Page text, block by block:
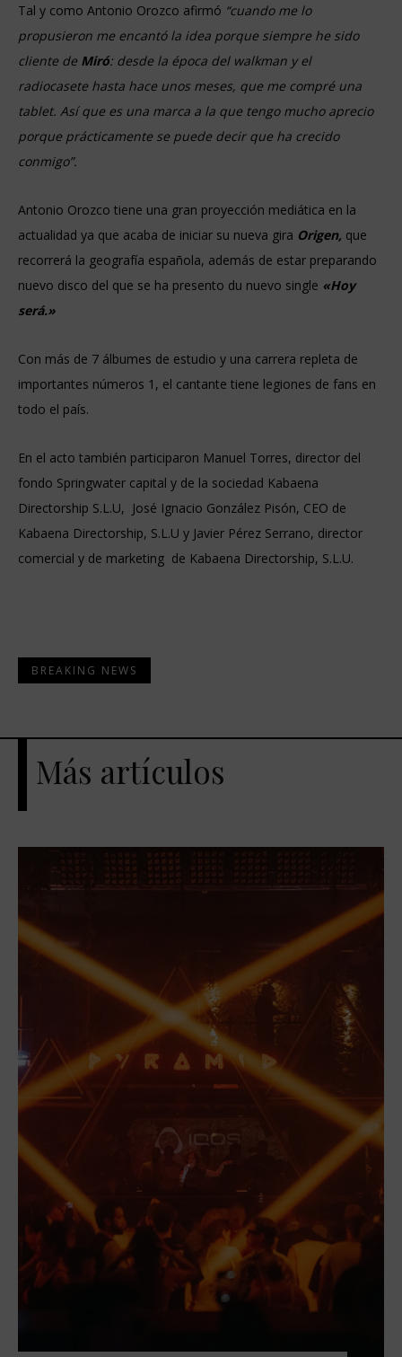
Tal y como Antonio Orozco afirmó “cuando me lo
propusieron me encantó la idea porque siempre he sido
cliente de Miró: desde la época del walkman y el
radiocasete hasta hace unos meses, que me compré una
tablet. Así que es una marca a la que tengo mucho aprecio
porque prácticamente se puede decir que ha crecido
conmigo”.
Antonio Orozco tiene una gran proyección mediática en la
actualidad ya que acaba de iniciar su nueva gira Origen, que
recorrerá la geografía española, además de estar preparando
nuevo disco del que se ha presento du nuevo single «Hoy
será.»
Con más de 7 álbumes de estudio y una carrera repleta de
importantes números 1, el cantante tiene legiones de fans en
todo el país.
En el acto también participaron Manuel Torres, director del
fondo Springwater capital y de la sociedad Kabaena
Directorship S.L.U, José Ignacio González Pisón, CEO de
Kabaena Directorship, S.L.U y Javier Pérez Serrano, director
comercial y de marketing de Kabaena Directorship, S.L.U.
BREAKING NEWS
Más artículos